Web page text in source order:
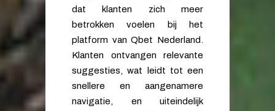
dat klanten zich meer
betrokken voelen bij het
platform van Qbet Nederland.
Klanten ontvangen relevante
suggesties, wat leidt tot een
snellere en aangenamere
navigatie, en uiteindelijk